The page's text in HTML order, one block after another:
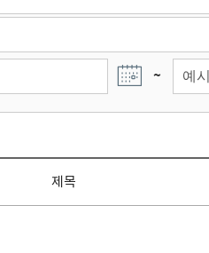
~
제목